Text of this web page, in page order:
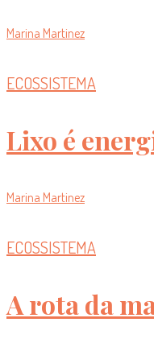
Marina Martinez
ECOSSISTEMA
Lixo é
Marina Martinez
ECOSSISTEMA
A rota da